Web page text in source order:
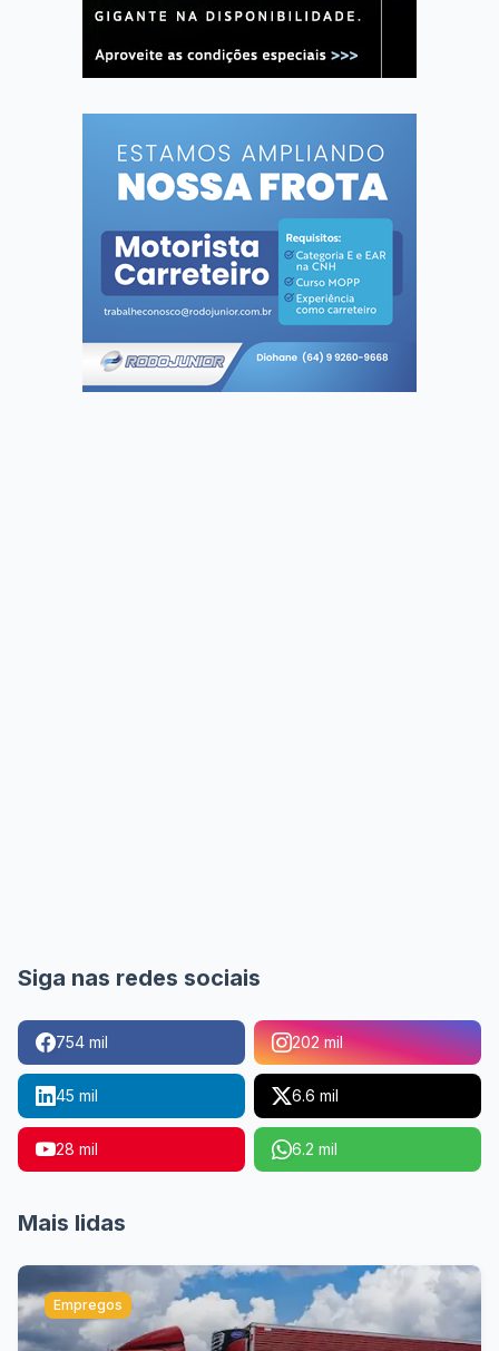
Siga nas redes sociais
754 mil 202 mil
45 mil 6.6 mil
28 mil 6.2 mil
Mais lidas
Empregos